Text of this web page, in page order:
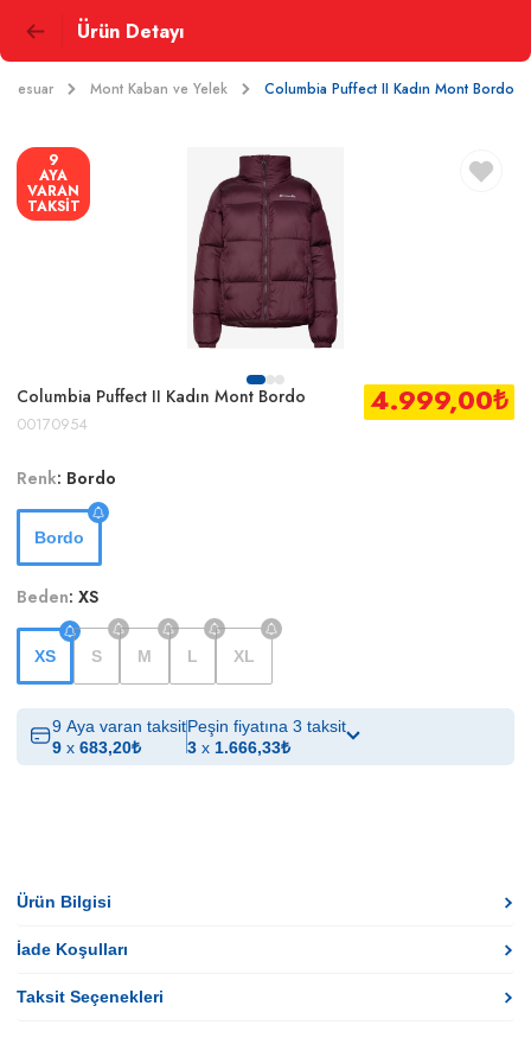
Ürün Detayı
Mont Kaban ve Yelek Columbia Puffect II Kadın Mont Bordo
9
AYA
VARAN
TAKSİT
Columbia Puffect II Kadın Mont Bordo
00170954
4.999,00₺
Renk: Bordo
Bordo
Beden: XS
XS S M L XL
9 Aya varan taksit
9 x 683,20₺
Peşin fiyatına 3 taksit
3 x 1.666,33₺
Ürün Bilgisi
İade Koşulları
Taksit Seçenekleri